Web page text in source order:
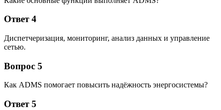
Ответ 4
Диспетчеризация, мониторинг, анализ данных и управление
сетью.
Вопрос 5
Как ADMS помогает повысить надёжность энергосистемы?
Ответ 5